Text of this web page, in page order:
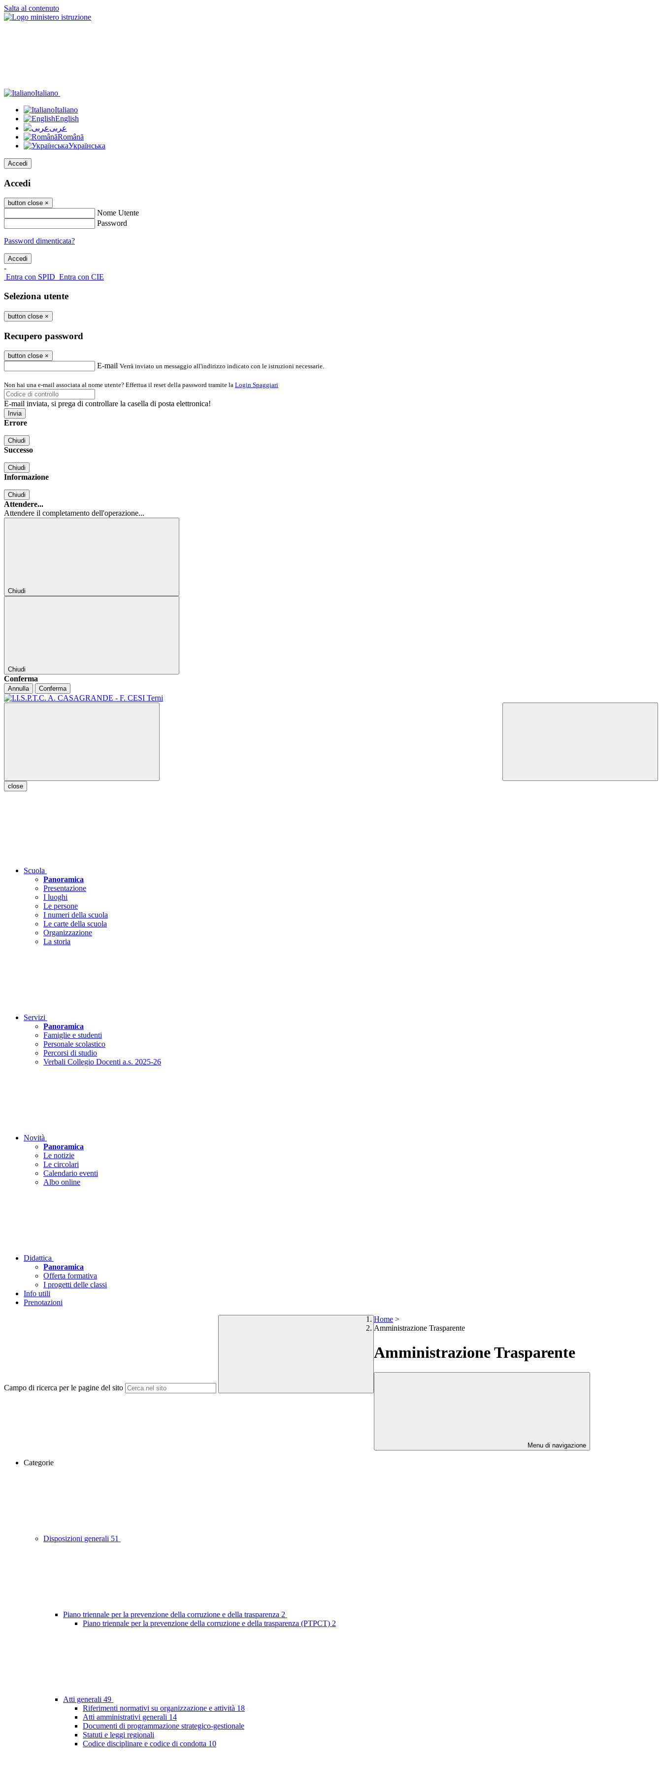
Salta al contenuto
Italiano
Italiano
English
عربى
Română
Українська
Accedi
Accedi
button close ×
Nome Utente
Password
Password dimenticata?
-
Entra con SPID Entra con CIE
Seleziona utente
button close ×
Recupero password
button close ×
E-mail Verrà inviato un messaggio all'indirizzo indicato con le istruzioni necessarie.
Non hai una e-mail associata al nome utente? Effettua il reset della password tramite la Login Spaggiari
E-mail inviata, si prega di controllare la casella di posta elettronica!
Errore
Chiudi
Successo
Chiudi
Informazione
Chiudi
Attendere...
Attendere il completamento dell'operazione...
Chiudi
Chiudi
Conferma
Annulla Conferma
close
Scuola
Panoramica
Presentazione
I luoghi
Le persone
I numeri della scuola
Le carte della scuola
Organizzazione
La storia
Servizi
Panoramica
Famiglie e studenti
Personale scolastico
Percorsi di studio
Verbali Collegio Docenti a.s. 2025-26
Novità
Panoramica
Le notizie
Le circolari
Calendario eventi
Albo online
Didattica
Panoramica
Offerta formativa
I progetti delle classi
Info utili
Prenotazioni
Campo di ricerca per le pagine del sito
Home >
Amministrazione Trasparente
Amministrazione Trasparente
Menu di navigazione
Categorie
Disposizioni generali 51
Piano triennale per la prevenzione della corruzione e della trasparenza 2
Piano triennale per la prevenzione della corruzione e della trasparenza (PTPCT) 2
Atti generali 49
Riferimenti normativi su organizzazione e attività 18
Atti amministrativi generali 14
Documenti di programmazione strategico-gestionale
Statuti e leggi regionali
Codice disciplinare e codice di condotta 10